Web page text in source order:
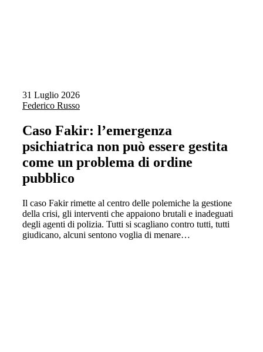
31 Luglio 2026
Federico Russo
Caso Fakir: l’emergenza
psichiatrica non può essere gestita
come un problema di ordine
pubblico
Il caso Fakir rimette al centro delle polemiche la gestione
della crisi, gli interventi che appaiono brutali e inadeguati
degli agenti di polizia. Tutti si scagliano contro tutti, tutti
giudicano, alcuni sentono voglia di menare…